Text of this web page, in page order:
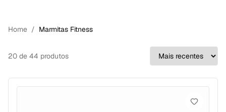
Pular para o conteúdo principal
Home / Marmitas Fitness
20 de 44 produtos